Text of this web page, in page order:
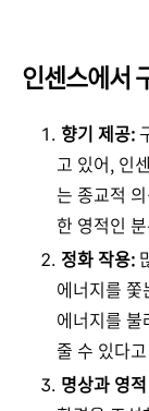
인센스에서
향기 제공:
고 있어, 인
는 종교적
한 영적인
정화 작용:
에너지를 쫓
에너지를
줄 수 있다
명상과 영